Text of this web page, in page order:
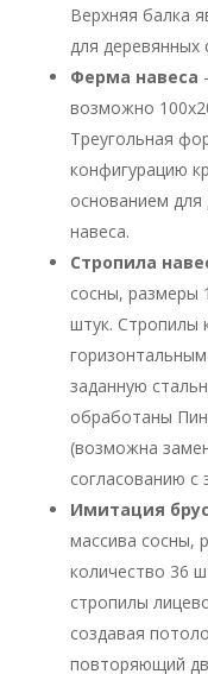
Верхняя балка
для деревянных
Ферма навеса
возможно
Треугольная
конфигурацию
основанием для
навеса.
Стропила
сосны, размеры
штук. Стропилы
заданную
обработаны
(возможна
согласованию с
Имитация
массива сосны,
количество 36
стропилы
создавая
повторяющий